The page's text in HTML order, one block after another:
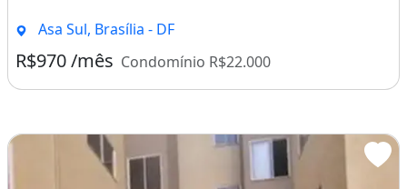
Asa Sul, Brasília - DF
R$970 /mês Condomínio R$22.000